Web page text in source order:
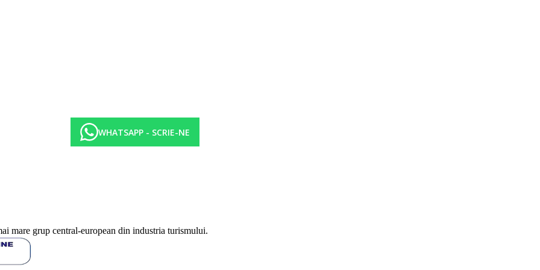
gratuit la mese.
si pot fi modificate.
WHATSAPP - SCRIE-NE
mare grup central-european din industria turismului.